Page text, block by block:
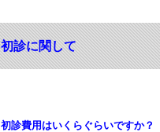
初診に関して
初診費用はいくらぐらいですか？